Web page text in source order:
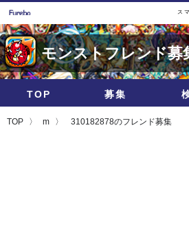
ス
モンストフレンド募
TOP 募集
TOP m 310182878のフレンド募集